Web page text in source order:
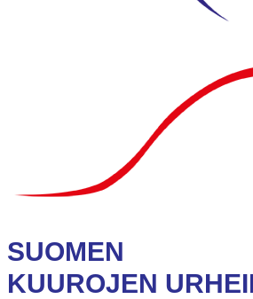
SUOMEN
KUUROJEN